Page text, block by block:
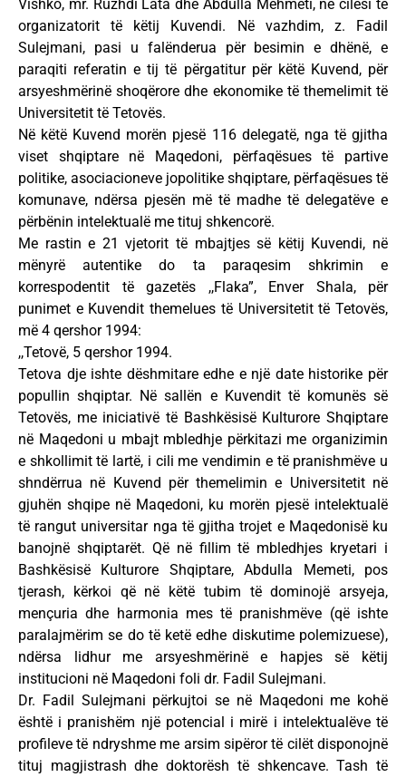
Vishko, mr. Ruzhdi Lata dhe Abdulla Mehmeti, në cilësi të
organizatorit të këtij Kuvendi. Në vazhdim, z. Fadil
Sulejmani, pasi u falënderua për besimin e dhënë, e
paraqiti referatin e tij të përgatitur për këtë Kuvend, për
arsyeshmërinë shoqërore dhe ekonomike të themelimit të
Universitetit të Tetovës.
Në këtë Kuvend morën pjesë 116 delegatë, nga të gjitha
viset shqiptare në Maqedoni, përfaqësues të partive
politike, asociacioneve jopolitike shqiptare, përfaqësues të
komunave, ndërsa pjesën më të madhe të delegatëve e
përbënin intelektualë me tituj shkencorë.
Me rastin e 21 vjetorit të mbajtjes së këtij Kuvendi, në
mënyrë autentike do ta paraqesim shkrimin e
korrespodentit të gazetës ,,Flaka”, Enver Shala, për
punimet e Kuvendit themelues të Universitetit të Tetovës,
më 4 qershor 1994:
,,Tetovë, 5 qershor 1994.
Tetova dje ishte dëshmitare edhe e një date historike për
popullin shqiptar. Në sallën e Kuvendit të komunës së
Tetovës, me iniciativë të Bashkësisë Kulturore Shqiptare
në Maqedoni u mbajt mbledhje përkitazi me organizimin
e shkollimit të lartë, i cili me vendimin e të pranishmëve u
shndërrua në Kuvend për themelimin e Universitetit në
gjuhën shqipe në Maqedoni, ku morën pjesë intelektualë
të rangut universitar nga të gjitha trojet e Maqedonisë ku
banojnë shqiptarët. Që në fillim të mbledhjes kryetari i
Bashkësisë Kulturore Shqiptare, Abdulla Memeti, pos
tjerash, kërkoi që në këtë tubim të dominojë arsyeja,
mençuria dhe harmonia mes të pranishmëve (që ishte
paralajmërim se do të ketë edhe diskutime polemizuese),
ndërsa lidhur me arsyeshmërinë e hapjes së këtij
institucioni në Maqedoni foli dr. Fadil Sulejmani.
Dr. Fadil Sulejmani përkujtoi se në Maqedoni me kohë
është i pranishëm një potencial i mirë i intelektualëve të
profileve të ndryshme me arsim sipëror të cilët disponojnë
tituj magjistrash dhe doktorësh të shkencave. Tash të